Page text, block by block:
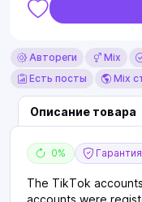
Автореги Mix
Есть посты
Mix
Описание товара
0%
The TikTok
accounts were